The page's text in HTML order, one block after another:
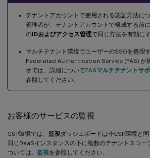
テナントアカウントで使用される認証方法に
管理者が、テナントアカウントで構成する前
のIDおよびアクセス管理で同じ方法を有効に
マルチテナント環境でユーザーのSSOを処理
Federated Authentication Service (FAS) が
オでは、詳細についてFASマルチテナントサ
参照してください。
お客様のサービスの監視
CSP環境では、 監視ダッシュボードは非CSP環境と
同じDaaSインスタンスの下に複数のテナントスコー
ついては、 監視を参照してください。